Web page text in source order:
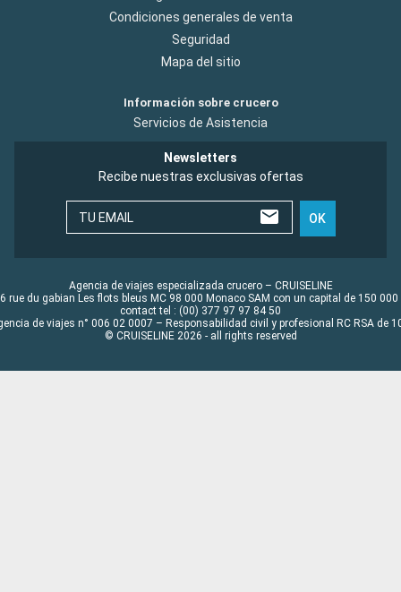
Condiciones generales de venta
Seguridad
Mapa del sitio
Información sobre crucero
Servicios de Asistencia
Newsletters
Recibe nuestras exclusivas ofertas
TU EMAIL OK
Agencia de viajes especializada crucero – CRUISELINE
rue du gabian Les flots bleus MC 98 000 Monaco SAM con un capital de 150 000
contact tel : (00) 377 97 97 84 50
de viajes n° 006 02 0007 – Responsabilidad civil y profesional RC RSA de
© CRUISELINE 2026 - all rights reserved